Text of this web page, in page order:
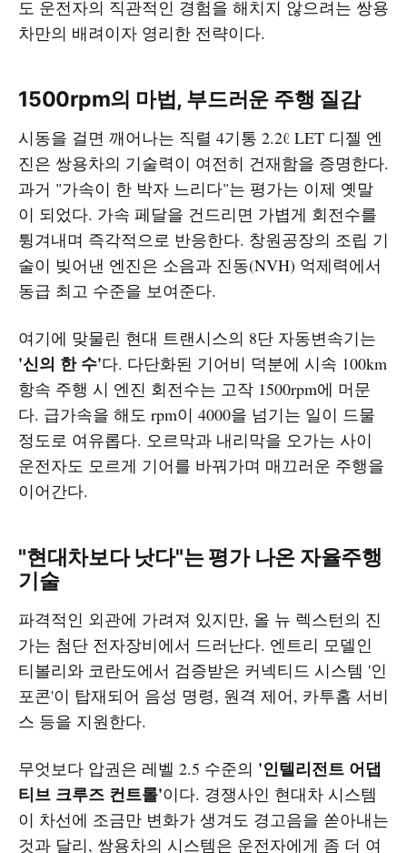
도 운전자의 직관적인 경험을 해치지 않으려는 쌍용
차만의 배려이자 영리한 전략이다.
1500rpm의 마법, 부드러운 주행 질감
시동을 걸면 깨어나는 직렬 4기통 2.2ℓ LET 디젤 엔
진은 쌍용차의 기술력이 여전히 건재함을 증명한다.
과거 "가속이 한 박자 느리다"는 평가는 이제 옛말
이 되었다. 가속 페달을 건드리면 가볍게 회전수를
튕겨내며 즉각적으로 반응한다. 창원공장의 조립 기
술이 빚어낸 엔진은 소음과 진동(NVH) 억제력에서
동급 최고 수준을 보여준다.
여기에 맞물린 현대 트랜시스의 8단 자동변속기는
'신의 한 수'다. 다단화된 기어비 덕분에 시속 100km
항속 주행 시 엔진 회전수는 고작 1500rpm에 머문
다. 급가속을 해도 rpm이 4000을 넘기는 일이 드물
정도로 여유롭다. 오르막과 내리막을 오가는 사이
운전자도 모르게 기어를 바꿔가며 매끄러운 주행을
이어간다.
"현대차보다 낫다"는 평가 나온 자율주행
기술
파격적인 외관에 가려져 있지만, 올 뉴 렉스턴의 진
가는 첨단 전자장비에서 드러난다. 엔트리 모델인
티볼리와 코란도에서 검증받은 커넥티드 시스템 '인
포콘'이 탑재되어 음성 명령, 원격 제어, 카투홈 서비
스 등을 지원한다.
무엇보다 압권은 레벨 2.5 수준의 '인텔리전트 어댑
티브 크루즈 컨트롤'이다. 경쟁사인 현대차 시스템
이 차선에 조금만 변화가 생겨도 경고음을 쏟아내는
것과 달리, 쌍용차의 시스템은 운전자에게 좀 더 여